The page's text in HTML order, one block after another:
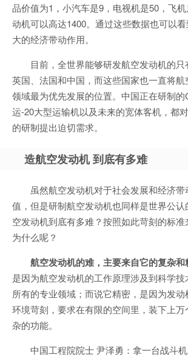
品价值为1，小汽车是9，电视机是50，飞
动机可以高达1400。通过这些数据也可以
大的经济带动作用。
目前，全世界能够研发航空发动机的只
英国、法国和中国，而这些国家也一直将
领域最为优先发展的位置。中国正在研制的
运-20大型运输机以及未来的宽体客机，都
的研制提出迫切需求。
造航空发动机 到底有多难
虽然航空发动机对于社会发展和经济
值，但是研制航空发动机也同样是世界公
空发动机到底有多难？按照如此苛刻的标
为什么呢？
航空发动机的难，主要来自它的复杂和
是因为航空发动机的工作原理涉及到科学
所有的专业领域；而说它精密，是因为发
环境苛刻，要求在有限的空间里，装下上万
杂的功能。
中国工程院院士 尹泽勇：拿一台战斗